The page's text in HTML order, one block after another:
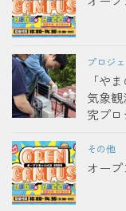
プロジ
「や
気象
究プロ
その他
オープ